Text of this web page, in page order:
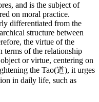
and is the subject of
on moral practice.
differentiated from the
structure between
the virtue of the
terms of the relationship
or virtue, centering on
the Tao(道), it urges
in daily life, such as